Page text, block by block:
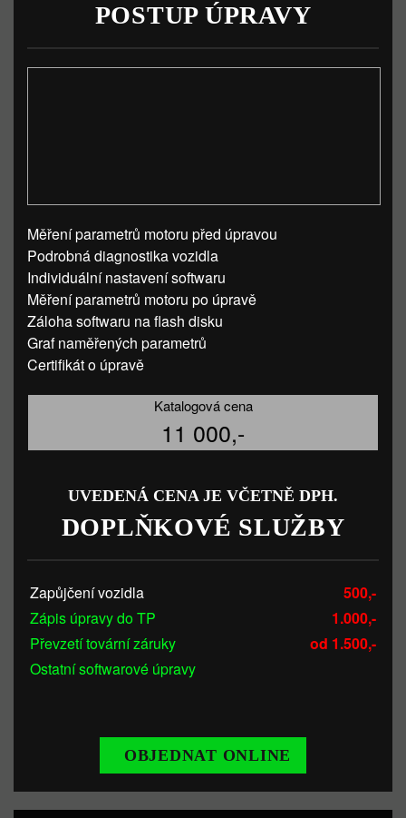
POSTUP ÚPRAVY
Měření parametrů motoru před úpravou
Podrobná diagnostika vozidla
Individuální nastavení softwaru
Měření parametrů motoru po úpravě
Záloha softwaru na flash disku
Graf naměřených parametrů
Certifikát o úpravě
Katalogová cena
11 000,-
UVEDENÁ CENA JE VČETNĚ DPH.
DOPLŇKOVÉ SLUŽBY
Zapůjčení vozidla
500,-
Zápis úpravy do TP
1.000,-
Převzetí tovární záruky
od 1.500,-
Ostatní softwarové úpravy
OBJEDNAT ONLINE